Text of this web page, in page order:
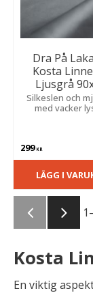
Dra På
Kosta
Ljusgrå
Silkeslen och
med vacker
299KR
LÄGG I
Kosta
En viktig